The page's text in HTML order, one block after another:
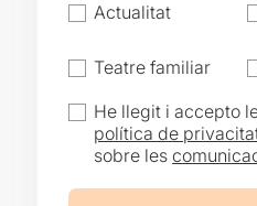
Actualitat
Teatre familiar
He llegit i accepto
política de
sobre les